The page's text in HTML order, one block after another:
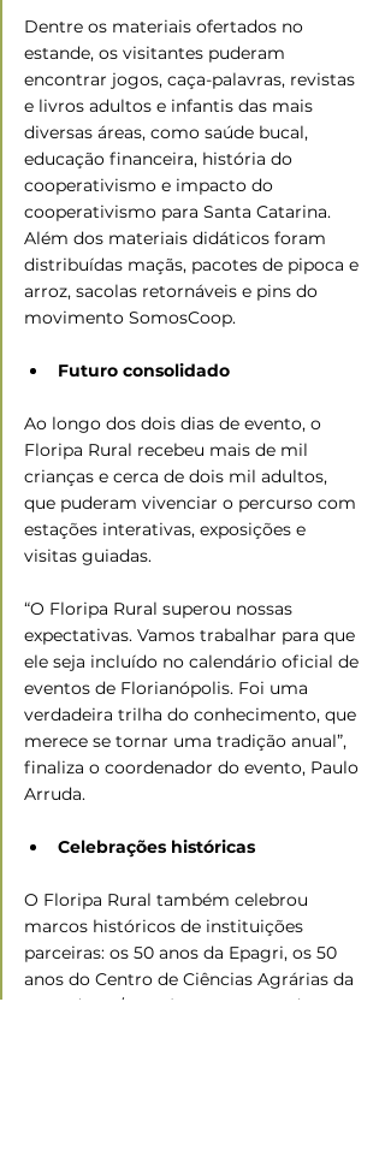
Dentre os materiais ofertados no
estande, os visitantes puderam
encontrar jogos, caça-palavras, revistas
e livros adultos e infantis das mais
diversas áreas, como saúde bucal,
educação financeira, história do
cooperativismo e impacto do
cooperativismo para Santa Catarina.
Além dos materiais didáticos foram
distribuídas maçãs, pacotes de pipoca e
arroz, sacolas retornáveis e pins do
movimento SomosCoop.
Futuro consolidado
Ao longo dos dois dias de evento, o
Floripa Rural recebeu mais de mil
crianças e cerca de dois mil adultos,
que puderam vivenciar o percurso com
estações interativas, exposições e
visitas guiadas.
“O Floripa Rural superou nossas
expectativas. Vamos trabalhar para que
ele seja incluído no calendário oficial de
eventos de Florianópolis. Foi uma
verdadeira trilha do conhecimento, que
merece se tornar uma tradição anual”,
finaliza o coordenador do evento, Paulo
Arruda.
Celebrações históricas
O Floripa Rural também celebrou
marcos históricos de instituições
parceiras: os 50 anos da Epagri, os 50
anos do Centro de Ciências Agrárias da
UFSC (CCA/UFSC) e os 20 anos do